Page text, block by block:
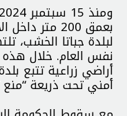
بعمق 200
نفس العام. خلال هذه
أراضي زراعية تتبع
أمني تحت ذريعة